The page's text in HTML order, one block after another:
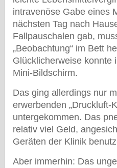
intravenöse Gabe eines
nächsten Tag nach
Fallpauschalen gab,
„Beobachtung“ im Bett
Glücklicherweise konnte
Mini-Bildschirm.
Das ging allerdings nur
erwerbenden „Druckluft-
untergekommen. Das
relativ viel Geld,
Geräten der Klinik
Aber immerhin: Das